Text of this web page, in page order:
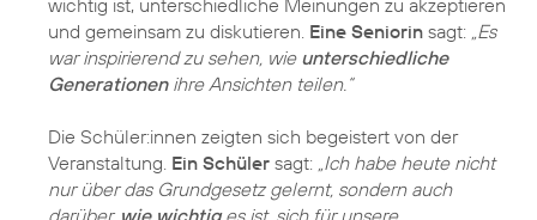
wichtig ist, unterschiedliche Meinungen zu akzeptieren
und gemeinsam zu diskutieren. Eine Seniorin sagt: „Es
war inspirierend zu sehen, wie unterschiedliche
Generationenihre Ansichten teilen.“
Die Schüler:innen zeigten sich begeistert von der
Veranstaltung. Ein Schüler sagt: „Ich habe heute nicht
nur über das Grundgesetz gelernt, sondern auch